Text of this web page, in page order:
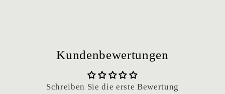
Kundenbewertungen
Schreiben Sie die erste Bewertung